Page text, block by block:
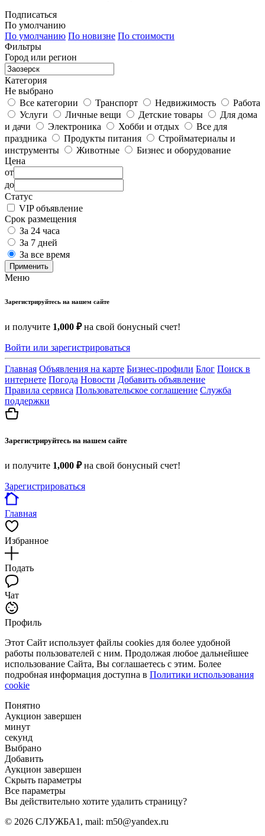
Подписаться
По умолчанию
По умолчанию По новизне По стоимости
Фильтры
Город или регион
Категория
Не выбрано
Все категории
Транспорт Недвижимость
Работа
Услуги
Личные вещи Детские товары
Для дома
и дачи
Электроника Хобби и отдых
Все для
праздника
Продукты питания
Стройматериалы и
инструменты
Животные
Бизнес и оборудование
Цена
от
до
Статус
VIP объявление
Срок размещения
За 24 часа
За 7 дней
За все время
Применить
Меню
Зарегистрируйтесь на нашем сайте
и получите 1,000 ₽на свой бонусный счет!
Войти или зарегистрироваться
Главная Объявления на карте Бизнес-профили Блог Поиск в
интернете Погода Новости Добавить объявление
Правила сервиса Пользовательское соглашение Служба
поддержки
Зарегистрируйтесь на нашем сайте
и получите 1,000 ₽на свой бонусный счет!
Зарегистрироваться
Главная
Избранное
Подать
Чат
Профиль
Этот Сайт использует файлы cookies для более удобной
работы пользователей с ним. Продолжая любое дальнейшее
использование Сайта, Вы соглашаетесь с этим. Более
подробная информация доступна в Политики использования
cookie
Понятно
Аукцион завершен
минут
секунд
Выбрано
Добавить
Аукцион завершен
Скрыть параметры
Все параметры
Вы действительно хотите удалить страницу?
© 2026 СЛУЖБА1, mail: m50@yandex.ru